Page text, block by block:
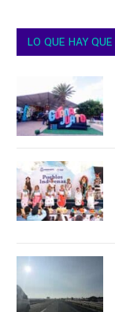
LO QUE HAY QUE